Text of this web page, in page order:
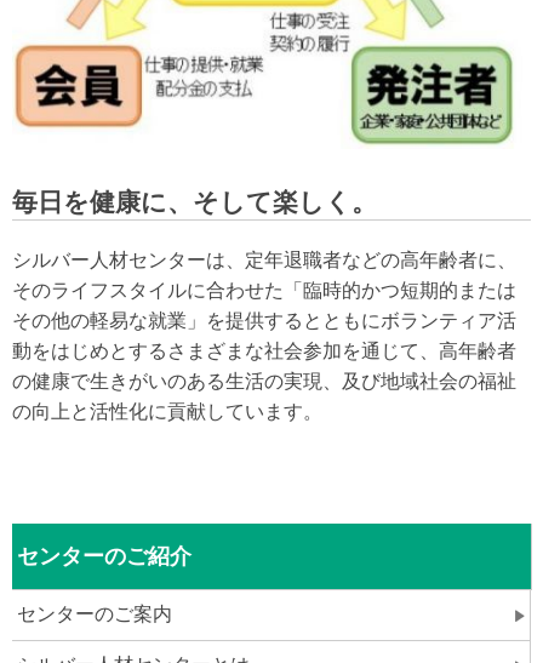
毎日を健康に、そして楽しく。
シルバー人材センターは、定年退職者などの高年齢者に、
そのライフスタイルに合わせた「臨時的かつ短期的または
その他の軽易な就業」を提供するとともにボランティア活
動をはじめとするさまざまな社会参加を通じて、高年齢者
の健康で生きがいのある生活の実現、及び地域社会の福祉
の向上と活性化に貢献しています。
センターのご紹介
センターのご案内